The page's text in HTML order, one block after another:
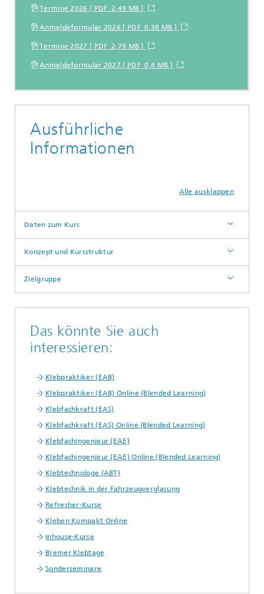
Termine 2026 [ PDF 2,49 MB ]
Anmeldeformular 2026 [ PDF 0,38 MB ]
Termine 2027 [ PDF 2,79 MB ]
Anmeldeformular 2027 [ PDF 0,4 MB ]
Ausführliche
Informationen
Alle ausklappen
Daten zum Kurs
Konzept und Kursstruktur
Zielgruppe
Das könnte Sie auch
interessieren:
Klebpraktiker (EAB)
Klebpraktiker (EAB) Online (Blended Learning)
Klebfachkraft (EAS)
Klebfachkraft (EAS) Online (Blended Learning)
Klebfachingenieur (EAE)
Klebfachingenieur (EAE) Online (Blended Learning)
Klebtechnologe (ABT)
Klebtechnik in der Fahrzeugverglasung
Refresher-Kurse
Kleben Kompakt Online
Inhouse-Kurse
Bremer Klebtage
Sonderseminare